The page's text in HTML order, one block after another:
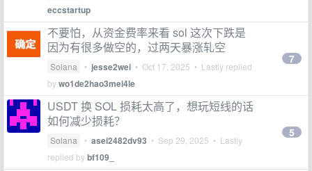
eccstartup
不要怕，从资金费率来看 sol 这次下跌是
因为有很多做空的，过两天暴涨轧空
Solana • jesse2wei • Oct 17, 2025 • Lastly replied
bywo1de2hao3mei4le
7
USDT 换 SOL 损耗太高了，想玩短线的话
如何减少损耗？
Solana • asei2482dv93 • Sep 29, 2025 • Lastly
replied bybf109_
5